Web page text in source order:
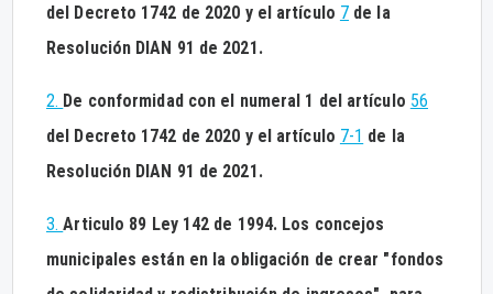
del Decreto 1742 de 2020 y el artículo 7 de la
Resolución DIAN 91 de 2021.
2. De conformidad con el numeral 1 del artículo 56
del Decreto 1742 de 2020 y el artículo 7-1 de la
Resolución DIAN 91 de 2021.
3.Articulo 89 Ley 142 de 1994. Los concejos
municipales están en la obligación de crear "fondos